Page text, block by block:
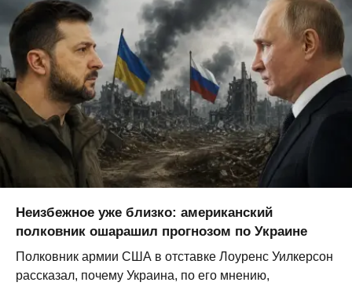
Неизбежное уже близко: американский
полковник ошарашил прогнозом по Украине
Полковник армии США в отставке Лоуренс Уилкерсон
рассказал, почему Украина, по его мнению,